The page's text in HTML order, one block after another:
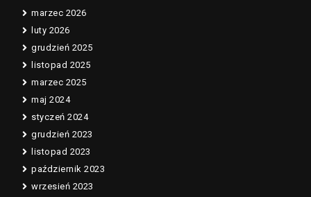
marzec 2026
luty 2026
grudzień 2025
listopad 2025
marzec 2025
maj 2024
styczeń 2024
grudzień 2023
listopad 2023
październik 2023
wrzesień 2023